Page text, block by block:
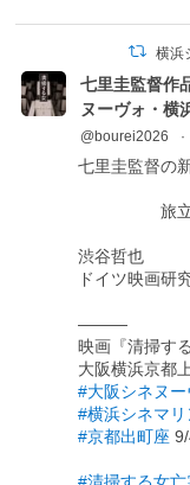
横浜
七里圭監督作
ヌーヴォ・横
@bourei2026 ·
七里圭監督の
旅立ち
渋谷哲也
ドイツ映画研
―――
映画『清掃す
大阪横浜京都
#大阪シネヌー
#横浜シネマリ
#京都出町座
#清掃する女亡